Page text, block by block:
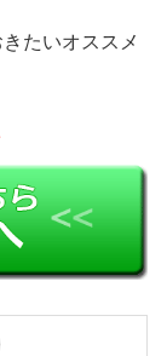
たいオススメ